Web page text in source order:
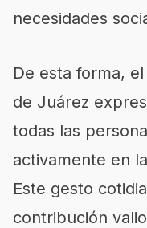
necesidades
De esta forma,
de Juárez
todas las
activamente en
Este gesto
contribución